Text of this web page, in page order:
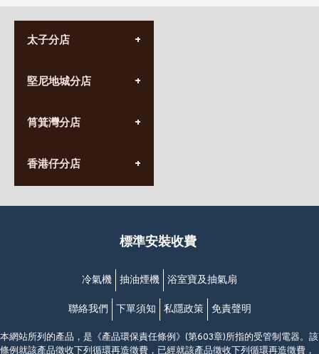
太子分店
營業時間:
九龍太子太子道西141號
堅尼地城分店
營業時間:
香港堅尼地城卑路乍街
(堅尼地城地鐵站B出口)
筲箕灣分店
營業時間:
(10:00am-20:30pm)
香港仔分店
營業時間:
香港香港仔成都道20-28號
(黃竹坑地鐵站轉4M專線小巴)
標準安裝收費
冷氣機 抽油煙機 浴室寶及抽氣扇
聯絡我們 下單須知 私隱政策 免責聲明
本網站所列的產品，是《產品環保責任條例》(第603章)所指的受管制電器。該
條例就該產品徵收下列循環再造徵費，已經就該產品徵收下列循環再造徵費，